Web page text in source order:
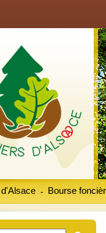
Bourse
-